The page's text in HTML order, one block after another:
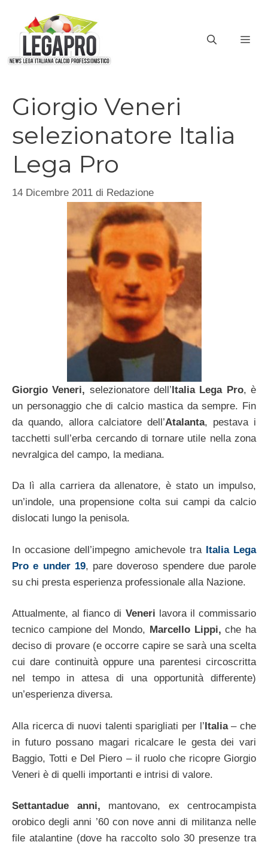
contenuto
Giorgio Veneri
selezionatore Italia
Lega Pro
14 Dicembre 2011 di Redazione
Giorgio Veneri, selezionatore dell’Italia Lega Pro, è
un personaggio che di calcio mastica da sempre. Fin
da quando, allora calciatore dell’Atalanta, pestava i
tacchetti sull’erba cercando di tornare utile nella zona
nevralgica del campo, la mediana.
Da lì alla carriera da allenatore, è stato un impulso,
un’indole, una propensione colta sui campi da calcio
dislocati lungo la penisola.
In occasione dell’impegno amichevole tra Italia Lega
Pro e under 19, pare doveroso spendere due parole
su chi presta esperienza professionale alla Nazione.
Attualmente, al fianco di Veneri lavora il commissario
tecnico campione del Mondo, Marcello Lippi, che ha
deciso di provare (e occorre capire se sarà una scelta
cui dare continuità oppure una parentesi circoscritta
nel tempo in attesa di una opportunità differente)
un’esperienza diversa.
Alla ricerca di nuovi talenti sparigliati per l’Italia– che
in futuro possano magari ricalcare le gesta dei vari
Baggio, Totti e Del Piero – il ruolo che ricopre Giorgio
Veneri è di quelli importanti e intrisi di valore.
Settantadue anni, mantovano, ex centrocampista
orobico degli anni ’60 con nove anni di militanza nelle
file atalantine (dove ha raccolto solo 30 presenze tra